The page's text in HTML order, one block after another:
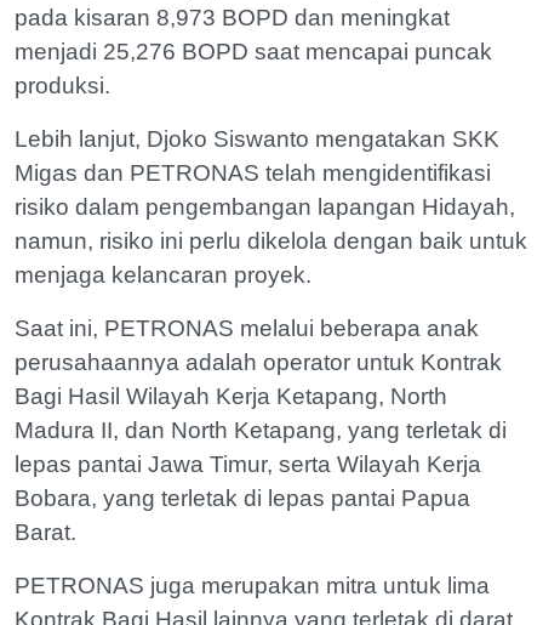
pada kisaran 8,973 BOPD dan meningkat
menjadi 25,276 BOPD saat mencapai puncak
produksi.
Lebih lanjut, Djoko Siswanto mengatakan SKK
Migas dan PETRONAS telah mengidentifikasi
risiko dalam pengembangan lapangan Hidayah,
namun, risiko ini perlu dikelola dengan baik untuk
menjaga kelancaran proyek.
Saat ini, PETRONAS melalui beberapa anak
perusahaannya adalah operator untuk Kontrak
Bagi Hasil Wilayah Kerja Ketapang, North
Madura II, dan North Ketapang, yang terletak di
lepas pantai Jawa Timur, serta Wilayah Kerja
Bobara, yang terletak di lepas pantai Papua
Barat.
PETRONAS juga merupakan mitra untuk lima